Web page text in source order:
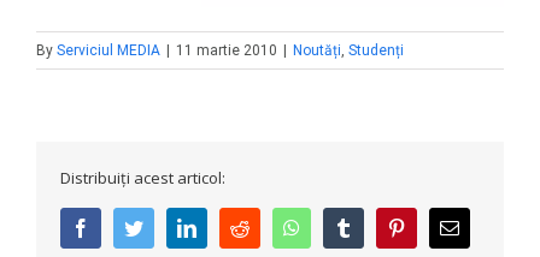
By Serviciul MEDIA | 11 martie 2010 | Noutăți Studenți
Distribuiți acest articol:
facebooktwitter linkedinreddit whatsapptumblr pinterestE-
mail: